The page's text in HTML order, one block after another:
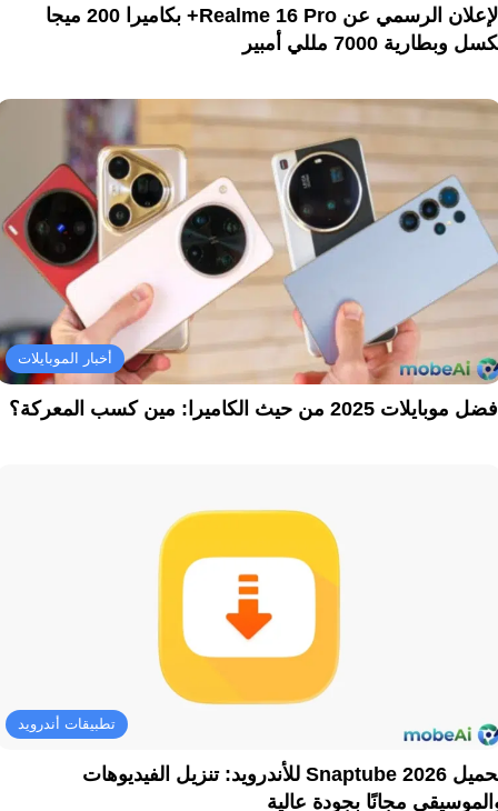
الإعلان الرسمي عن Realme 16 Pro+ بكاميرا 200 ميجا
وبطارية 7000 مللي أمبير
أخبار الموبايلات
موبايلات 2025 من حيث الكاميرا: مين كسب المعركة؟
تطبيقات أندرويد
تحميل Snaptube 2026 للأندرويد: تنزيل الفيديوهات
مجانًا بجودة عالية